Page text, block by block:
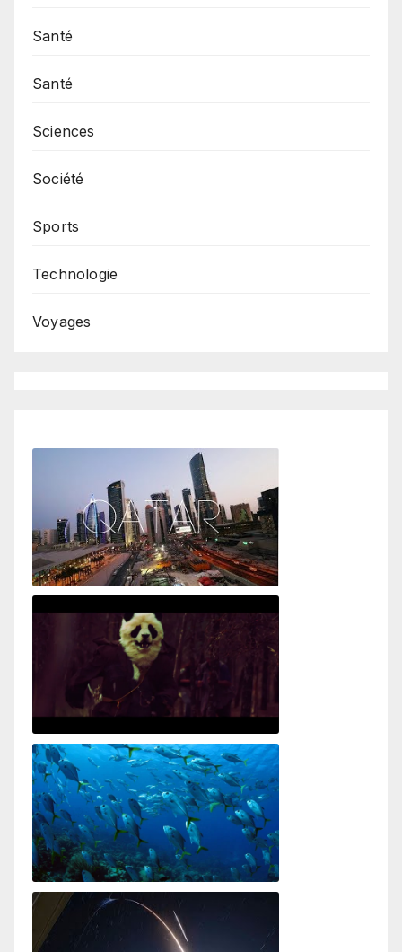
Santé
Santé
Sciences
Société
Sports
Technologie
Voyages
Dakar Trail
Leonard in Slow Motion
Wastelander Panda Prologue
Ocean!